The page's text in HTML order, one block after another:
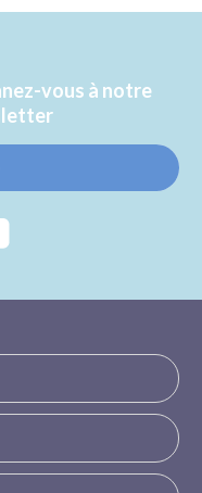
Facebook
vous à notre